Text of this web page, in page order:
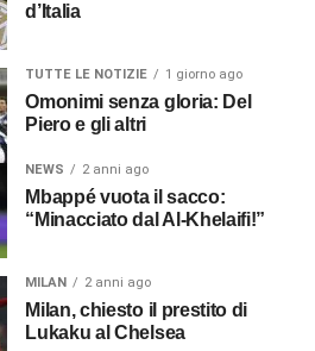
d’Italia
TUTTE LE NOTIZIE 1 giorno ago
Omonimi senza gloria: Del
Piero e gli altri
NEWS 2 anni ago
Mbappé vuota il sacco:
“Minacciato dal Al-Khelaifi!”
MILAN 2 anni ago
Milan, chiesto il prestito di
Lukaku al Chelsea